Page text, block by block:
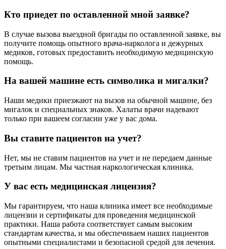
Кто приедет по оставленной мной заявке?
В случае вызова выездной бригады по оставленной заявке, вы
получите помощь опытного врача-нарколога и дежурных
медиков, готовых предоставить необходимую медицинскую
помощь.
На вашей машине есть символика и мигалки?
Наши медики приезжают на вызов на обычной машине, без
мигалок и специальных знаков. Халаты врачи надевают
только при вашеем согласии уже у вас дома.
Вы ставите пациентов на учет?
Нет, мы не ставим пациентов на учет и не передаем данные
третьим лицам. Мы частная наркологическая клиника.
У вас есть медицинская лицензия?
Мы гарантируем, что наша клиника имеет все необходимые
лицензии и сертификаты для проведения медицинской
практики. Наша работа соответствует самым высоким
стандартам качества, и мы обеспечиваем наших пациентов
опытными специалистами и безопасной средой для лечения.